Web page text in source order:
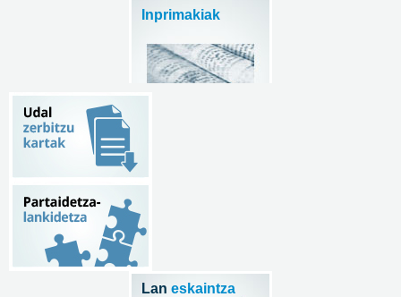
Inprimakiak
Lan eskaintza